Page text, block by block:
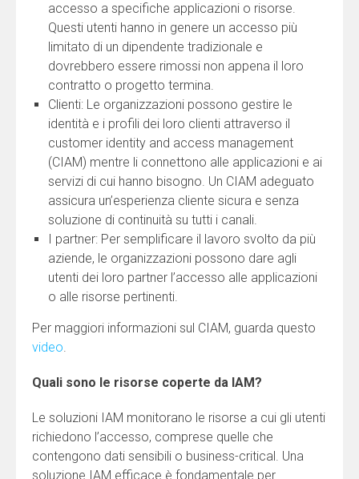
accesso a specifiche applicazioni o risorse.
Questi utenti hanno in genere un accesso più
limitato di un dipendente tradizionale e
dovrebbero essere rimossi non appena il loro
contratto o progetto termina.
Clienti: Le organizzazioni possono gestire le
identità e i profili dei loro clienti attraverso il
customer identity and access management
(CIAM) mentre li connettono alle applicazioni e ai
servizi di cui hanno bisogno. Un CIAM adeguato
assicura un’esperienza cliente sicura e senza
soluzione di continuità su tutti i canali.
I partner: Per semplificare il lavoro svolto da più
aziende, le organizzazioni possono dare agli
utenti dei loro partner l’accesso alle applicazioni
o alle risorse pertinenti.
Per maggiori informazioni sul CIAM, guarda questo
video.
Quali sono le risorse coperte da IAM?
Le soluzioni IAM monitorano le risorse a cui gli utenti
richiedono l’accesso, comprese quelle che
contengono dati sensibili o business-critical. Una
soluzione IAM efficace è fondamentale per